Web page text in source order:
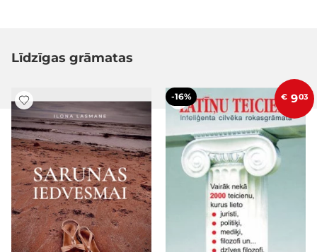
Līdzīgas grāmatas
-16% € 903